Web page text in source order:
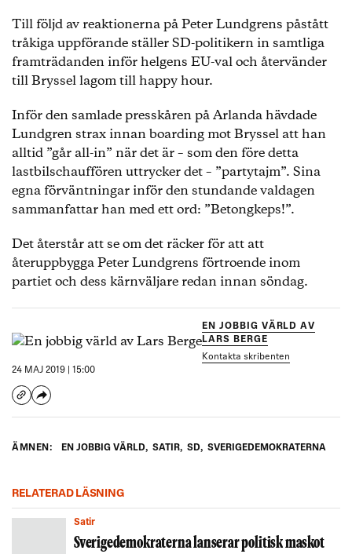
Till följd av reaktionerna på Peter Lundgrens påstått
tråkiga uppförande ställer SD-politikern in samtliga
framträdanden inför helgens EU-val och återvänder
till Bryssel lagom till happy hour.
Inför den samlade presskåren på Arlanda hävdade
Lundgren strax innan boarding mot Bryssel att han
alltid ”går all-in” när det är – som den före detta
lastbilschauffören uttrycker det – ”partytajm”. Sina
egna förväntningar inför den stundande valdagen
sammanfattar han med ett ord: ”Betongkeps!”.
Det återstår att se om det räcker för att att
återuppbygga Peter Lundgrens förtroende inom
partiet och dess kärnväljare redan innan söndag.
EN JOBBIG VÄRLD AV
LARS BERGE
Kontakta skribenten
24 MAJ 2019 | 15:00
ÄMNEN: EN JOBBIG VÄRLD, SATIR, SD, SVERIGEDEMOKRATERNA
RELATERAD LÄSNING
Satir
Sverigedemokraterna lanserar politisk maskot